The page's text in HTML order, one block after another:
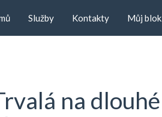
Služby Kontakty Můj blok
na dlouhé